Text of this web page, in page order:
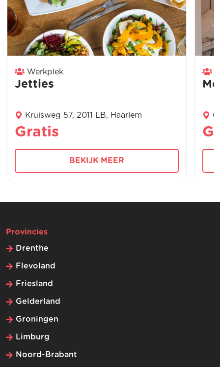
Werkplek
Jetties
Kruisweg 57, 2011 LB, Haarlem
Gratis
BEKIJK MEER
Provincies
Drenthe
Flevoland
Friesland
Gelderland
Groningen
Limburg
Noord-Brabant